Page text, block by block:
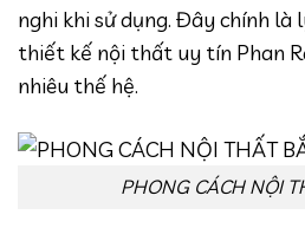
nghi khi sử dụng. Đây chính là
thiết kế nội thất uy tín Phan
nhiêu thế hệ.
PHONG CÁCH NỘI